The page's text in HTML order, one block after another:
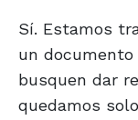
Sí. Estamos
un documento
busquen dar
quedamos